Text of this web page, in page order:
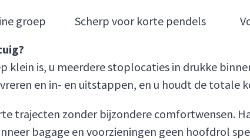
groep Scherp voor korte pendels
klein is, u meerdere stoplocaties in drukke
en in- en uitstappen, en u houdt de totale
trajecten zonder bijzondere comfortwensen.
bagage en voorzieningen geen hoofdrol